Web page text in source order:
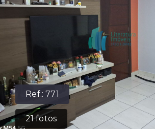
Ref.:771
21fotos